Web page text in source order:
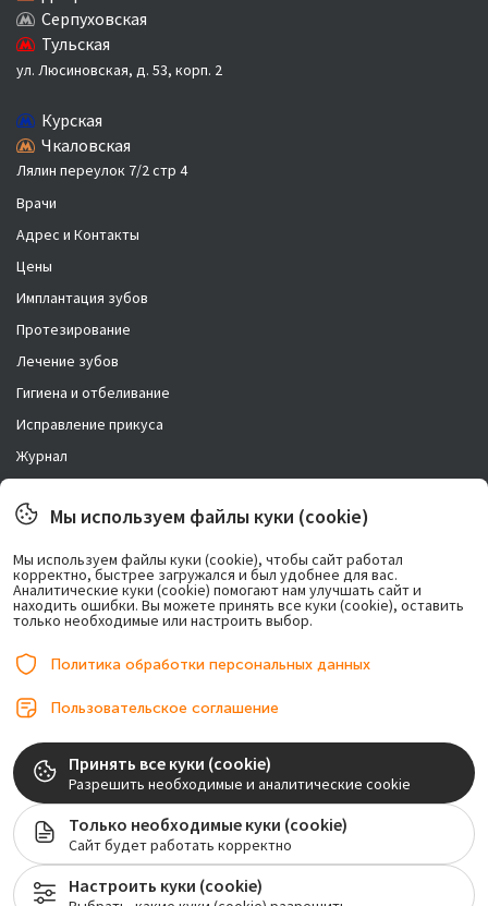
Врачи
Адрес и Контакты
Цены
Имплантация зубов
Протезирование
Лечение зубов
Гигиена и отбеливание
Исправление прикуса
Журнал
Правовая информация
Возможно лечение в рассрочку.
Серпуховская
Тульская
ул. Люсиновская, д. 53, корп. 2
Курская
Чкаловская
Лялин переулок 7/2 стр 4
© 2017-2026, ООО «Центр имплантации». Любое использование либо
копирование материалов или подборки материалов сайта, элементов
дизайна и оформления допускается лишь с разрешения правообладателя и
только со ссылкой на источник: implantolog-fedorov.ru
Лицензия на осуществление медицинской деятельности №ЛО-77-01-020128
Мы собираем обезличенные метаданные (файлы cookie) для нормального
Мы используем файлы куки (cookie)
Мы используем файлы куки (cookie), чтобы сайт работал
корректно, быстрее загружался и был удобнее для вас.
Аналитические куки (cookie) помогают нам улучшать сайт и
находить ошибки. Вы можете принять все куки (cookie), оставить
только необходимые или настроить выбор.
Политика обработки персональных данных
Пользовательское соглашение
Принять все куки (cookie)
Разрешить необходимые и аналитические cookie
Только необходимые куки (cookie)
Сайт будет работать корректно
Настроить куки (cookie)